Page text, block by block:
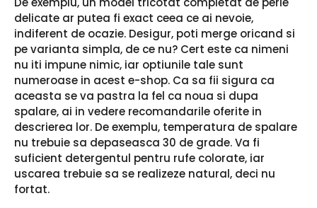
delicate ar putea fi exact ceea ce ai nevoie,
indiferent de ocazie. Desigur, poti merge oricand si
pe varianta simpla, de ce nu? Cert este ca nimeni
nu iti impune nimic, iar optiunile tale sunt
numeroase in acest e-shop. Ca sa fii sigura ca
aceasta se va pastra la fel ca noua si dupa
spalare, ai in vedere recomandarile oferite in
descrierea lor. De exemplu, temperatura de spalare
nu trebuie sa depaseasca 30 de grade. Va fi
suficient detergentul pentru rufe colorate, iar
uscarea trebuie sa se realizeze natural, deci nu
fortat.